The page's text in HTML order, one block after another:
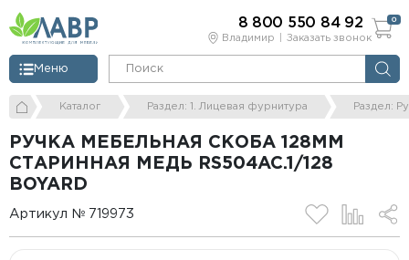
Владимир Заказать звонок
Меню
8 800 550 84 92 0
Каталог Раздел: 1. Лицевая фурнитура Раздел:
РУЧКА МЕБЕЛЬНАЯ СКОБА 128ММ
СТАРИННАЯ МЕДЬ RS504AC.1/128
BOYARD
Артикул № 719973